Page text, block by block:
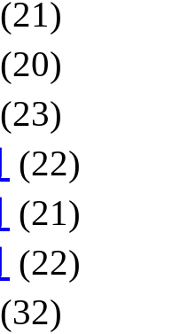
(21)
(20)
(23)
(22)
(21)
(22)
(32)